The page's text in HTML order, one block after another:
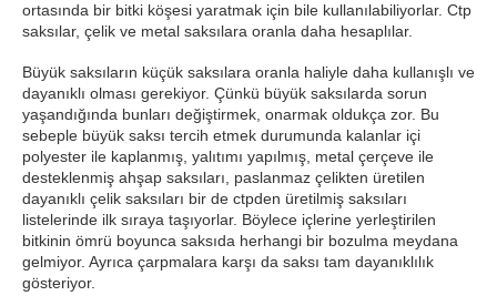
ortasında bir bitki köşesi yaratmak için bile kullanılabiliyorlar. Ctp
saksılar, çelik ve metal saksılara oranla daha hesaplılar.
Büyük saksıların küçük saksılara oranla haliyle daha kullanışlı ve
dayanıklı olması gerekiyor. Çünkü büyük saksılarda sorun
yaşandığında bunları değiştirmek, onarmak oldukça zor. Bu
sebeple büyük saksı tercih etmek durumunda kalanlar içi
polyester ile kaplanmış, yalıtımı yapılmış, metal çerçeve ile
desteklenmiş ahşap saksıları, paslanmaz çelikten üretilen
dayanıklı çelik saksıları bir de ctpden üretilmiş saksıları
listelerinde ilk sıraya taşıyorlar. Böylece içlerine yerleştirilen
bitkinin ömrü boyunca saksıda herhangi bir bozulma meydana
gelmiyor. Ayrıca çarpmalara karşı da saksı tam dayanıklılık
gösteriyor.